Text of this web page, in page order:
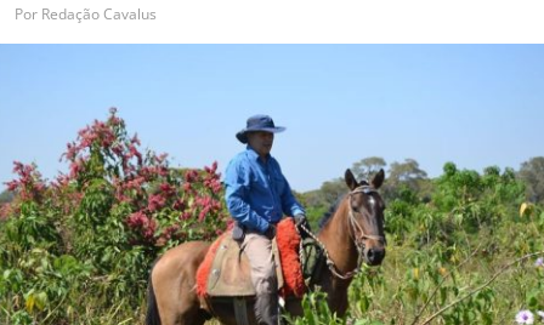
Por Redação Cavalus